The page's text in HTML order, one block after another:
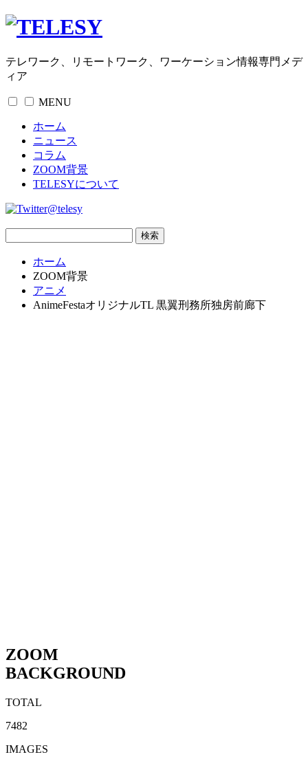
テレワーク、リモートワーク、ワーケーション情報専門メデ
ィア
MENU
ホーム
ニュース
コラム
ZOOM背景
TELESYについて
@telesy
ホーム
ZOOM背景
アニメ
AnimeFestaオリジナルTL 黒翼刑務所独房前廊下
ZOOM
BACKGROUND
TOTAL
7482
IMAGES